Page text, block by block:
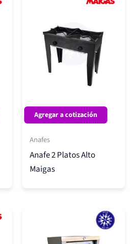
Agregar a cotización
Anafes
Anafe 2 Platos Alto
Maigas